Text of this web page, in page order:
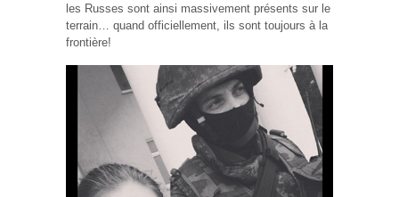
les Russes sont ainsi massivement présents sur le
terrain… quand officiellement, ils sont toujours à la
frontière!